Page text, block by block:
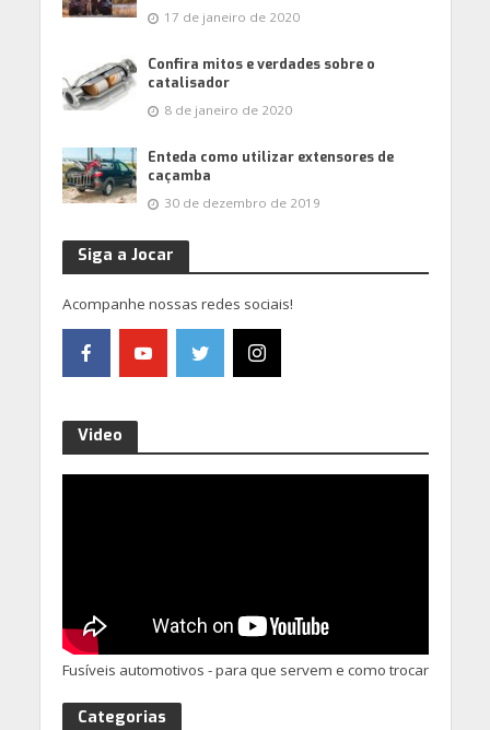
17 de janeiro de 2020
Confira mitos e verdades sobre o
catalisador
8 de janeiro de 2020
Enteda como utilizar extensores de
caçamba
30 de dezembro de 2019
Siga a Jocar
Acompanhe nossas redes sociais!
Video
Fusíveis automotivos - para que servem e como trocar
Categorias